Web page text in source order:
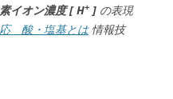
イオン濃度[ H+ ] の表現
酸・塩基とは情報技